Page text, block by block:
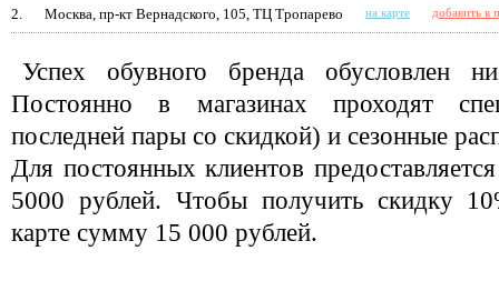
2. Москва, пр-кт Вернадского, 105, ТЦ Тропарево на карте добавить в
Успех обувного бренда обусловлен
Постоянно в магазинах проходят
последней пары со скидкой) и сезонные
Для постоянных клиентов
5000 рублей. Чтобы получить скидку
карте сумму 15 000 рублей.